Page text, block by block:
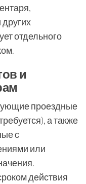
отдельного
и
проездные
а также
с
или
действия